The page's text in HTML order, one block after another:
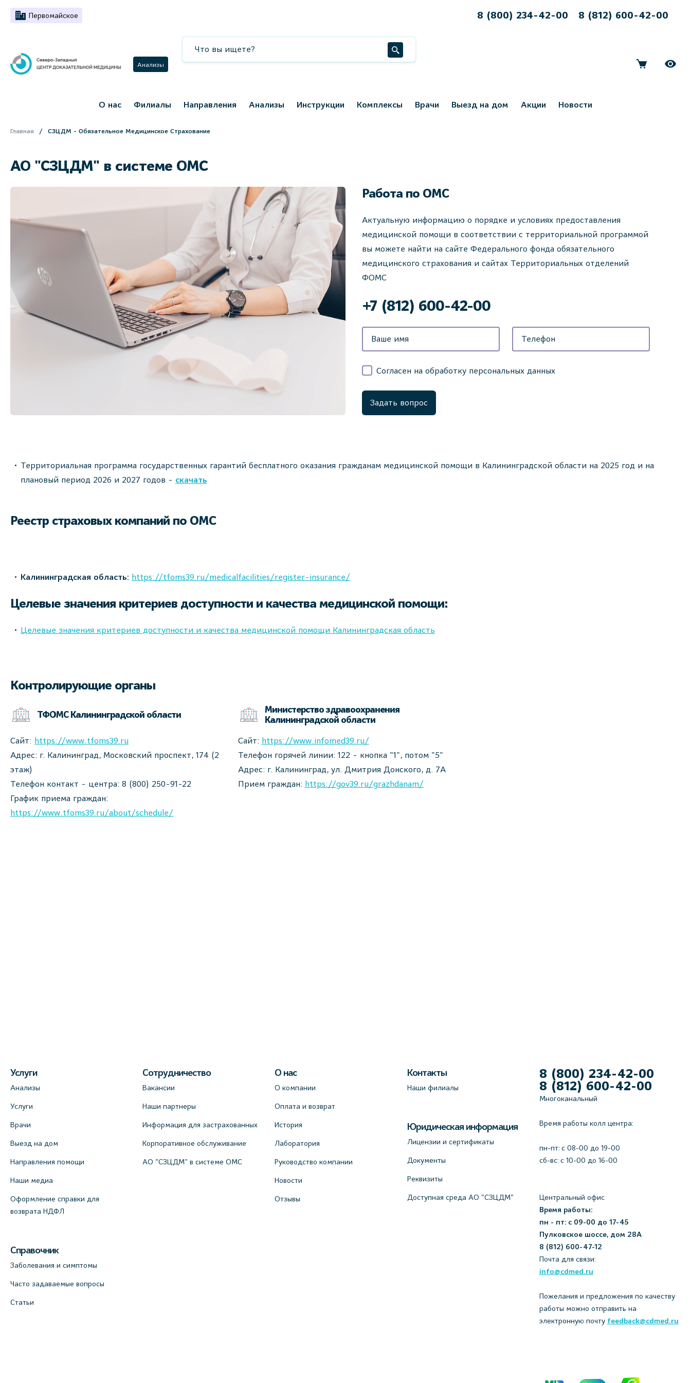
Первомайское 8 (800) 234-42-00 8 (812) 600-42-00
Анализы
О нас Филиалы Направления Анализы Инструкции Комплексы Врачи Выезд на дом Акции Новости
Главная СЗЦДМ - Обязательное Медицинское Страхование
АО "СЗЦДМ" в системе ОМС
Работа по ОМС
Актуальную информацию о порядке и условиях предоставления
медицинской помощи в соответствии с территориальной программой
вы можете найти на сайте Федерального фонда обязательного
медицинского страхования и сайтах Территориальных отделений
ФОМС
+7 (812) 600-42-00
Согласен на обработку персональных данных
Задать вопрос
Территориальная программа государственных гарантий бесплатного оказания гражданам медицинской помощи в Калининградской области на 2025 год и на
плановый период 2026 и 2027 годов - скачать
Реестр страховых компаний по ОМС
Калининградская область: https://tfoms39.ru/medicalfacilities/register-insurance/
Целевые значения критериев доступности и качества медицинской помощи:
Целевые значения критериев доступности и качества медицинской помощи Калининградская область
Контролирующие органы
ТФОМС Калининградской области
Сайт: https://www.tfoms39.ru
Адрес: г. Калининград, Московский проспект, 174 (2
этаж)
Телефон контакт - центра: 8 (800) 250-91-22
График приема граждан:
https://www.tfoms39.ru/about/schedule/
Министерство здравоохранения
Калининградской области
Сайт: https://www.infomed39.ru/
Телефон горячей линии: 122 - кнопка "1", потом "5"
Адрес: г. Калининград, ул. Дмитрия Донского, д. 7А
Прием граждан: https://gov39.ru/grazhdanam/
Услуги
Анализы
Услуги
Врачи
Выезд на дом
Направления помощи
Наши медиа
Оформление справки для
возврата НДФЛ
Справочник
Заболевания и симптомы
Часто задаваемые вопросы
Статьи
Сотрудничество
Вакансии
Наши партнеры
Информация для застрахованных
Корпоративное обслуживание
АО "СЗЦДМ" в системе ОМС
О нас
О компании
Оплата и возврат
История
Лаборатория
Руководство компании
Новости
Отзывы
Контакты
Наши филиалы
Юридическая информация
Лицензии и сертификаты
Документы
Реквизиты
Доступная среда АО "СЗЦДМ"
8 (800) 234-42-00
8 (812) 600-42-00
Многоканальный
Время работы колл центра:
пн-пт: c 08-00 до 19-00
сб-вс: с 10-00 до 16-00
Центральный офис
Время работы:
пн - пт: с 09-00 до 17-45
Пулковское шоссе, дом 28А
8 (812) 600-47-12
Почта для связи:
info@cdmed.ru
Пожелания и предложения по качеству
работы можно отправить на
электронную почту feedback@cdmed.ru